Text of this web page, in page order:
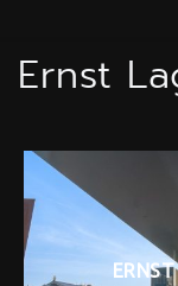
Ernst
ERNST